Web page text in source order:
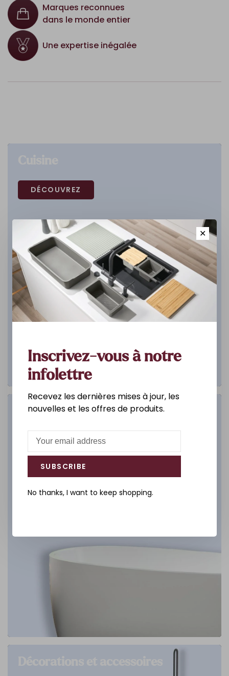
Marques reconnues
dans le monde entier
Une expertise inégalée
DÉCOUVREZ
Salle de bain
DÉCOUVREZ
✕
Inscrivez-vous à notre
infolettre
Recevez les dernières mises à jour, les
nouvelles et les offres de produits.
SUBSCRIBE
No thanks, I want to keep shopping.